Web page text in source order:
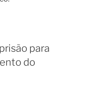
para
do